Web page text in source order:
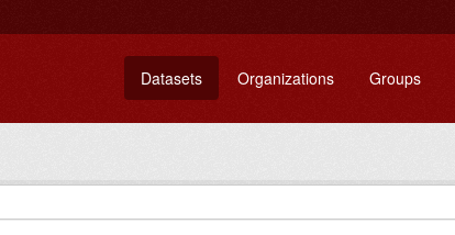
Datasets Organizations Groups